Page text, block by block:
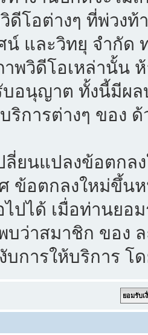
ดีโอต่างๆ ที่พ่วง
น์ และวิทยุ จำกัด
าพวิดีโอเหล่านั้น
อนุญาต ทั้งนี้มีผล
ริการต่างๆ ของ ด้
ลี่ยนแปลงข้อตกล
ข้อตกลงใหม่ขึ้น
ไปได้ เมื่อท่านยอ
บว่าสมาชิก ของ
บการให้บริการ โ